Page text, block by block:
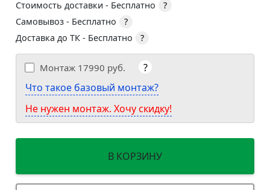
Стоимость доставки - Бесплатно
?
Самовывоз - Бесплатно
?
Доставка до ТК - Бесплатно ?
Монтаж 17990 руб.
?
Что такое базовый монтаж?
Не нужен монтаж. Хочу скидку!
В КОРЗИНУ